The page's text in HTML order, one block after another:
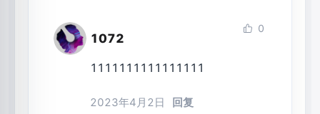
1072
0
1111111111111111
2023年4月2日 回复